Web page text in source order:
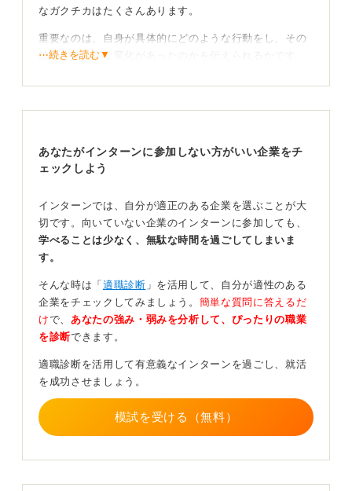
なガクチカはたくさんあります。
重要なのは、自身が具体的にどのような行動をし、その
結果どのような変化があったのかを伝えられるかです。
プロセスが評価対象！ 熱意を伝えて人柄をアピール
また、結果だけでなく、どのような思いを持って、どの
ようなプロセスで取り組んだのかという点も評価される
ため、派手な成果がないからといって落ち込む必要はま
確かに成果に囚われがちですが、プロセスをきちんと説
明できることのほうが重要なのです。
とえ小さなことでもプロセスをしっかり語れる人のほう
が良い印象を与えます。深掘り質問されたときに何も答
えられないのは、かえってマイナスな印象を与えてしま
うからです。
そのときの感情などを一緒に伝えることで、あなたの人
⋯続きを読む▼
あなたがインターンに参加しない方がいい企業をチ
ェックしよう
インターンでは、自分が適正のある企業を選ぶことが大
切です。向いていない企業のインターンに参加しても、
学べることは少なく、無駄な時間を過ごしてしまいま
す。
そんな時は「 適職診断 」を活用して、自分が適性のある
企業をチェックしてみましょう。 簡単な質問に答えるだ
けで、 あなたの強み・弱みを分析して、ぴったりの職業
を診断できます。
適職診断を活用して有意義なインターンを過ごし、就活
を成功させましょう。
模試を受ける（無料）